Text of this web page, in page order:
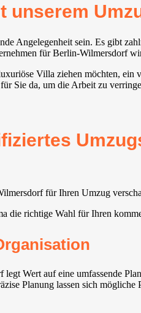
unserem
Angelegenheit sein. Es gibt
für Berlin-Wilmersdorf
Villa ziehen möchten,
Sie da, um die Arbeit zu
für Ihren Umzug
die richtige Wahl für Ihren
Wert auf eine umfassende
Planung lassen sich